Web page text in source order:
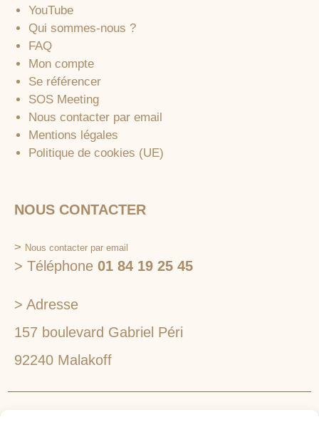
YouTube
Qui sommes-nous ?
FAQ
Mon compte
Se référencer
SOS Meeting
Nous contacter par email
Mentions légales
Politique de cookies (UE)
NOUS CONTACTER
> Nous contacter par email
> Téléphone 01 84 19 25 45
> Adresse
157 boulevard Gabriel Péri
92240 Malakoff